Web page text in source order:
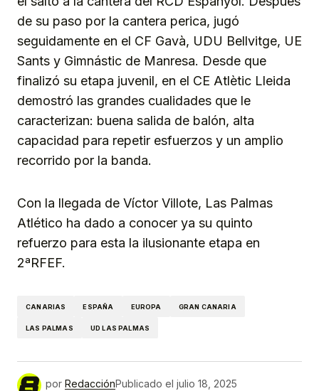
de su paso por la cantera perica, jugó
seguidamente en el CF Gavà, UDU Bellvitge, UE
Sants y Gimnástic de Manresa. Desde que
finalizó su etapa juvenil, en el CE Atlètic Lleida
demostró las grandes cualidades que le
caracterizan: buena salida de balón, alta
capacidad para repetir esfuerzos y un amplio
recorrido por la banda.
Con la llegada de Víctor Villote, Las Palmas
Atlético ha dado a conocer ya su quinto
refuerzo para esta la ilusionante etapa en
2ªRFEF.
CANARIAS ESPAÑA EUROPA GRAN CANARIA
LAS PALMAS UD LAS PALMAS
por RedacciónPublicado el julio 18, 2025